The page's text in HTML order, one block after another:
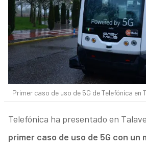
Primer caso de uso de 5G de Telefónica en
Telefónica ha presentado en
primer caso de uso de 5G con un